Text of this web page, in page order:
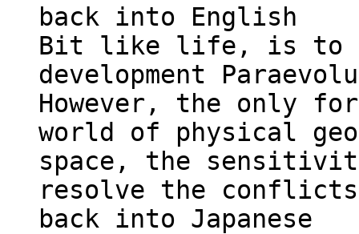
back into English
Bit like life, is to
development
However, the only
world of physical
space, the
resolve the
back into Japanese